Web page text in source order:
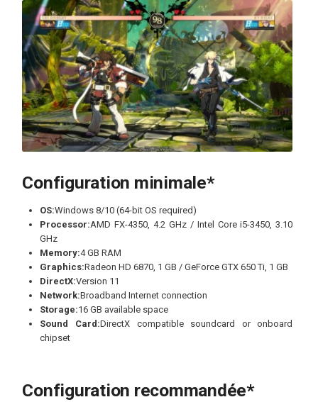
Configuration minimale*
OS:Windows 8/10 (64-bit OS required)
Processor:AMD FX-4350, 4.2 GHz / Intel Core i5-3450, 3.10
GHz
Memory:4 GB RAM
Graphics:Radeon HD 6870, 1 GB / GeForce GTX 650 Ti, 1 GB
DirectX:Version 11
Network:Broadband Internet connection
Storage:16 GB available space
Sound Card:DirectX compatible soundcard or onboard
chipset
Configuration recommandée*